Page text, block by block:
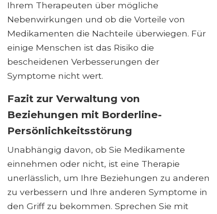
Ihrem Therapeuten über mögliche
Nebenwirkungen und ob die Vorteile von
Medikamenten die Nachteile überwiegen. Für
einige Menschen ist das Risiko die
bescheidenen Verbesserungen der
Symptome nicht wert.
Fazit zur Verwaltung von
Beziehungen mit Borderline-
Persönlichkeitsstörung
Unabhängig davon, ob Sie Medikamente
einnehmen oder nicht, ist eine Therapie
unerlässlich, um Ihre Beziehungen zu anderen
zu verbessern und Ihre anderen Symptome in
den Griff zu bekommen. Sprechen Sie mit